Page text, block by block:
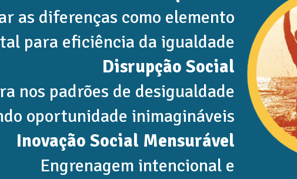
as diferenças como elemento
para eficiência da igualdade
Disrupção Social
nos padrões de desigualdade
oportunidade inimagináveis
Inovação Social Mensurável
Engrenagem intencional e